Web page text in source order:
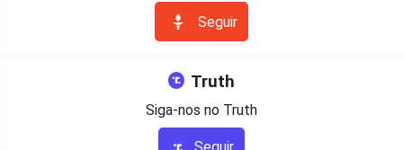
Seguir
Truth
Siga-nos no Truth